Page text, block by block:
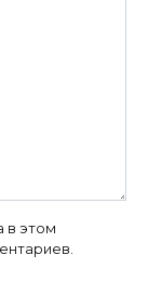
в этом